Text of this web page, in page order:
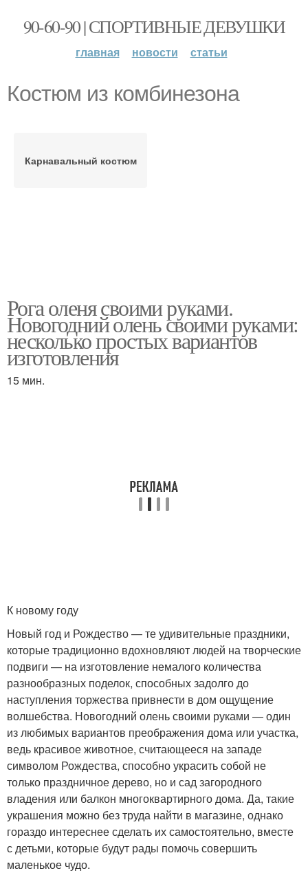
90-60-90 | СПОРТИВНЫЕ ДЕВУШКИ
главная новости статьи
Костюм из комбинезона
Карнавальный костюм
Рога оленя своими руками.
Новогодний олень своими руками:
несколько простых вариантов
изготовления
15 мин.
К новому году
Новый год и Рождество — те удивительные праздники,
которые традиционно вдохновляют людей на творческие
подвиги — на изготовление немалого количества
разнообразных поделок, способных задолго до
наступления торжества привнести в дом ощущение
волшебства. Новогодний олень своими руками — один
из любимых вариантов преображения дома или участка,
ведь красивое животное, считающееся на западе
символом Рождества, способно украсить собой не
только праздничное дерево, но и сад загородного
владения или балкон многоквартирного дома. Да, такие
украшения можно без труда найти в магазине, однако
гораздо интереснее сделать их самостоятельно, вместе
с детьми, которые будут рады помочь совершить
маленькое чудо.